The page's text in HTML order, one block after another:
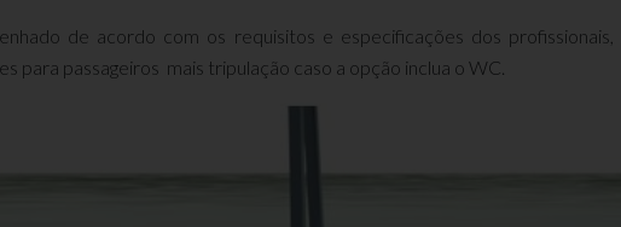
de acordo com os requisitos e especificações dos profissionais,
para passageiros mais tripulação caso a opção inclua o WC.